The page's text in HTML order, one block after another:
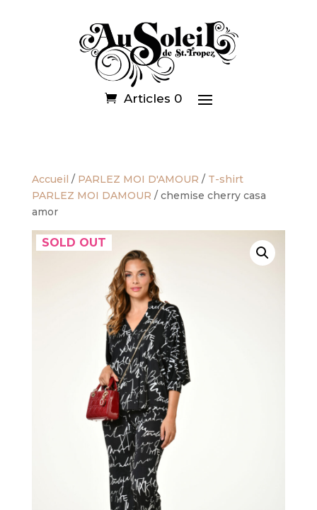
Articles 0
Accueil / PARLEZ MOI D'AMOUR / T-shirt
PARLEZ MOI DAMOUR / chemise cherry casa
amor
SOLD OUT